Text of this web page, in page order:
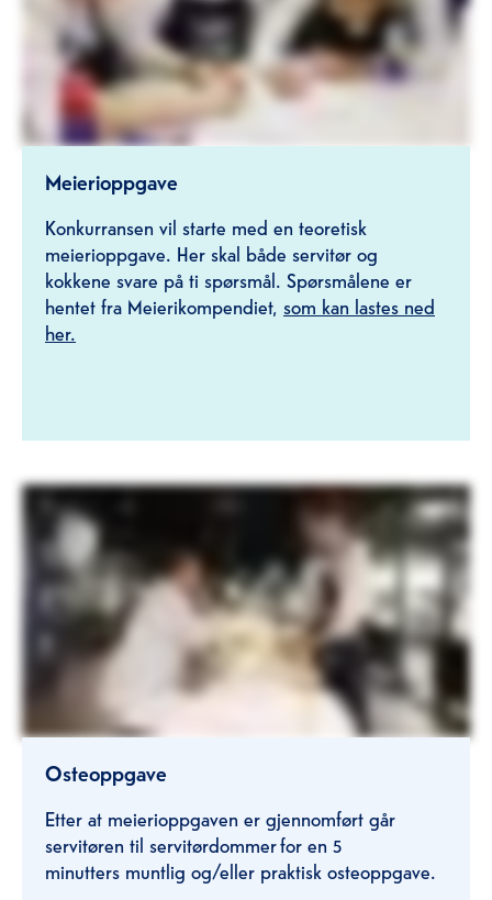
Meierioppgave
Konkurransen vil starte med en teoretisk
meierioppgave. Her skal både servitør og
kokkene svare på ti spørsmål. Spørsmålene er
hentet fra Meierikompendiet, som kan lastes ned
her.
Osteoppgave
Etter at meierioppgaven er gjennomført går
servitøren til servitørdommer for en 5
minutters muntlig og/eller praktisk osteoppgave.